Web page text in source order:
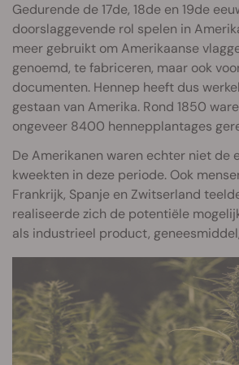
Gedurende de 17de, 18de en 19de
doorslaggevende rol spelen in
meer gebruikt om Amerikaanse
genoemd, te fabriceren, maar ook
documenten. Hennep heeft dus
gestaan van Amerika. Rond 1850
ongeveer 8400 hennepplantages
De Amerikanen waren echter niet de
kweekten in deze periode. Ook
Frankrijk, Spanje en Zwitserland
realiseerde zich de potentiële
als industrieel product,